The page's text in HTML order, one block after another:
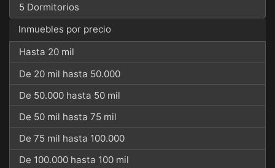
5 Dormitorios
Inmuebles por precio
Hasta 20 mil
De 20 mil hasta 50.000
De 50.000 hasta 50 mil
De 50 mil hasta 75 mil
De 75 mil hasta 100.000
De 100.000 hasta 100 mil